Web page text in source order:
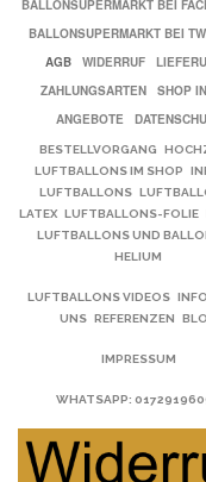
BALLONSUPERMARKT BEI
BALLONSUPERMARKT BEI
AGB
WIDERRUF
ZAHLUNGSARTEN
SHOP
ANGEBOTE
BESTELLVORGANG
LUFTBALLONS IM SHOP
LUFTBALLONS
LATEX LUFTBALLONS-FOLIE
LUFTBALLONS UND
HELIUM
LUFTBALLONS VIDEOS INFO
UNS REFERENZEN
IMPRESSUM
WHATSAPP: